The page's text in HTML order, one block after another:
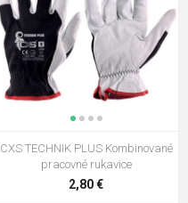
CXS TECHNIK PLUS Kombinované
pracovné rukavice
2,80 €